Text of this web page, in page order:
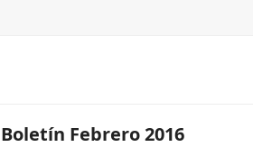
Boletín Febrero 2016